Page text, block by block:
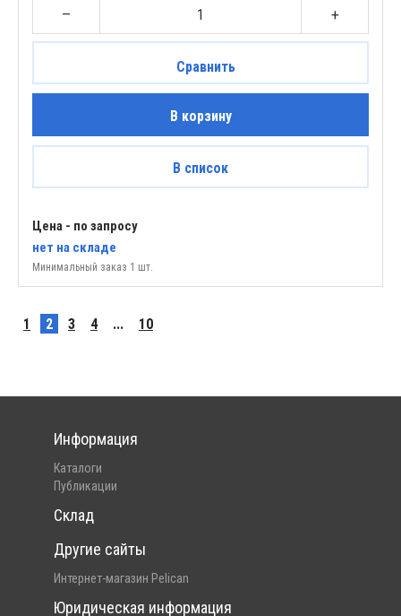
– +
Минимальный заказ 1 шт.
Сравнить
В корзину
В список
Цена - по запросу
нет на складе
1 2 3 4 ... 10
Информация
Каталоги
Публикации
Склад
Другие сайты
Интернет-магазин Pelican
Юридическая информация